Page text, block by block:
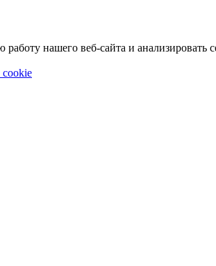
нашего веб-сайта и анализировать
cookie